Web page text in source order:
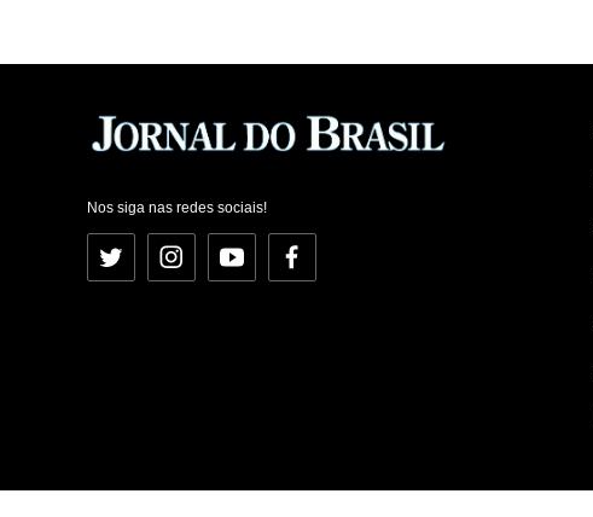
Nos siga nas redes sociais!
Twitter InstagramYouTubeFacebook